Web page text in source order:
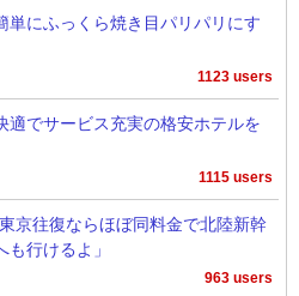
単にふっくら焼き目パリパリにす
1123 users
適でサービス充実の格安ホテルを
1115 users
京往復ならほぼ同料金で北陸新幹
行けるよ」
963 users